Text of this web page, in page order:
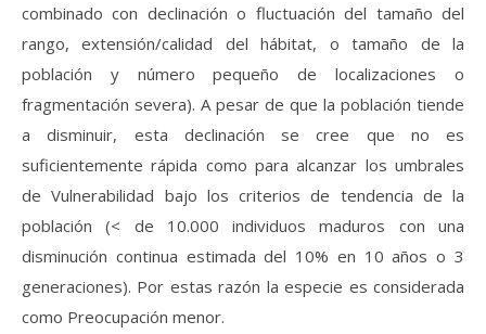
combinado con declinación o fluctuación del tamaño del
rango, extensión/calidad del hábitat, o tamaño de la
población y número pequeño de localizaciones o
fragmentación severa). A pesar de que la población tiende
a disminuir, esta declinación se cree que no es
suficientemente rápida como para alcanzar los umbrales
de Vulnerabilidad bajo los criterios de tendencia de la
población (< de 10.000 individuos maduros con una
disminución continua estimada del 10% en 10 años o 3
generaciones). Por estas razón la especie es considerada
como Preocupación menor.